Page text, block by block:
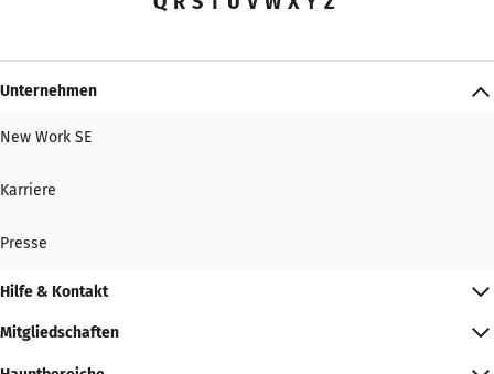
Unternehmen
New Work SE
Karriere
Presse
Hilfe & Kontakt
Mitgliedschaften